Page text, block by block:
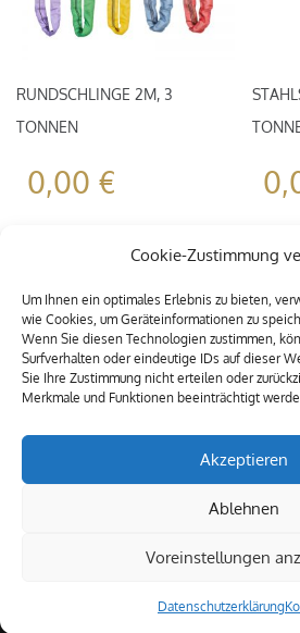
Cookie-Zustimmung
Um Ihnen ein optimales Erlebnis zu bieten,
wie Cookies, um Geräteinformationen zu
Wenn Sie diesen Technologien zustimmen,
Surfverhalten oder eindeutige IDs auf dieser
Sie Ihre Zustimmung nicht erteilen oder
Merkmale und Funktionen beeinträchtigt
Akzeptieren
Ablehnen
Voreinstellungen
Datenschutzerklärung
RUNDSCHLINGE 2M, 3
TONNEN
0,00 €